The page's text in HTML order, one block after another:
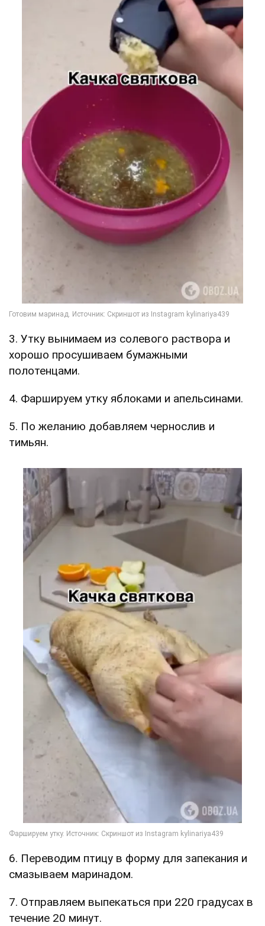
3. Утку вынимаем из солевого раствора и
хорошо просушиваем бумажными
полотенцами.
4. Фаршируем утку яблоками и апельсинами.
5. По желанию добавляем чернослив и
тимьян.
6. Переводим птицу в форму для запекания и
смазываем маринадом.
7. Отправляем выпекаться при 220 градусах в
течение 20 минут.